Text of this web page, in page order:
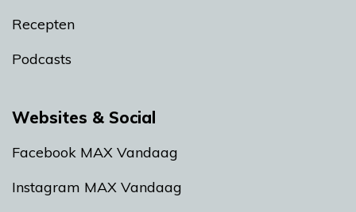
Recepten
Podcasts
Websites & Social
Facebook MAX Vandaag
Instagram MAX Vandaag